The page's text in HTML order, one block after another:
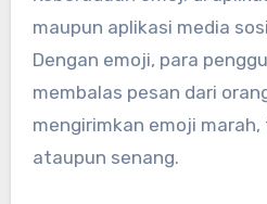
maupun aplikasi media
Dengan emoji, para
membalas pesan dari
mengirimkan emoji
ataupun senang.